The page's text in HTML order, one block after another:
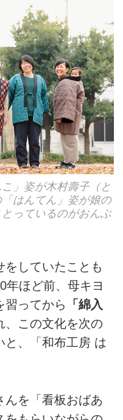
」姿が木村壽子（と
はんてん」姿が娘の
っているのがおんぶ
をしていたことも
年ほど前、母キヨ
習ってから
「綿入
、この文化を次の
と、「和布工房 は
んを「看板おばあ